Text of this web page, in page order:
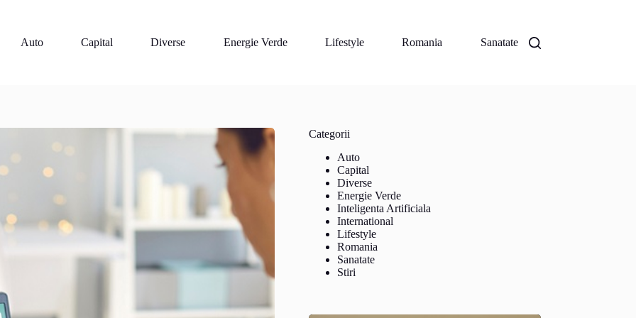
Auto
Capital Diverse Energie Verde Lifestyle Romania Sanatate
Categorii
Auto
Capital
Diverse
Energie Verde
Inteligenta Artificiala
International
Lifestyle
Romania
Sanatate
Stiri